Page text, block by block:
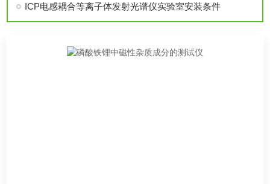
ICP电感耦合等离子体发射光谱仪实验室安装条件